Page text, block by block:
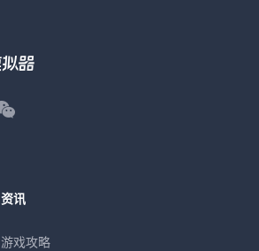
资讯
游戏攻略